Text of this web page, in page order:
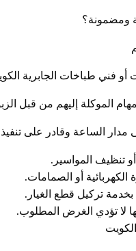
ومضمونة؟
فني طباخات الجابرية
الموكلة إليهم من قبل
الساعة وقادر على
تنظيف المواسير.
الكهربائية أو الصمامات.
بخدمة تركيل قطع الغيار.
لا تؤدي الغرض المطلوب.